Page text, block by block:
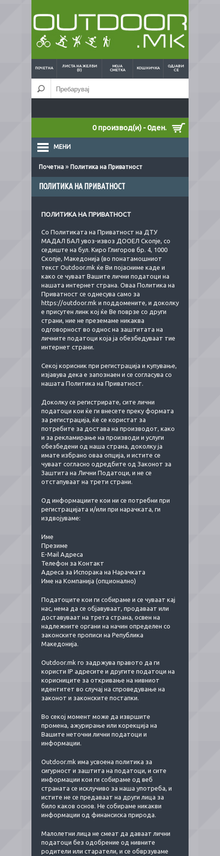
ПОЧЕТНА
ЛИСТА НА ЖЕЛБИ
(0)
МОЈА
СМЕТКА
КОШНИЧКА
ОДЈАВИ
СЕ
0 производ(и) - 0ден.
МЕНИ
Почетна » Политика на Приватност
ПОЛИТИКА НА ПРИВАТНОСТ
ПОЛИТИКА НА ПРИВАТНОСТ
Со Политиката на Приватност на ДТУ
МАДАЛ БАЛ увоз-извоз ДООЕЛ Скопје, со
седиште на бул. Киро Глигоров бр. 4, 1000
Скопје, Македонија (во понатамошниот
текст Outdoor.mk ќе Ви појасниме каде и
како се чуваат Вашите лични податоци на
нашата интернет страна. Оваа Политика на
Приватност се однесува само за
https://outdoor.mk и поддомените, и доколку
е присутен линк кој ќе Ве поврзе со други
страни, ние не преземаме никаква
одговорност во однос на заштитата на
личните податоци која ја обезбедуваат тие
интернет страни.
Секој корисник при регистрација и купување,
изјавува дека е запознаен и се согласува со
нашата Политика на Приватност.
Доколку се регистрирате, сите лични
податоци кои ќе ги внесете преку формата
за регистрација, ќе се користат за
потребите за достава на производот, како
и за рекламирање на производи и услуги
обезбедени од наша страна, доколку ја
имате избрано оваа опција, и истите се
чуваат согласно одредбите од Законот за
Заштита на Лични Податоци, и не се
отстапуваат на трети страни.
Од информациите кои ни се потребни при
регистрацијата и/или при нарачката, ги
издвојуваме:
Име
Презиме
E-Мail Адреса
Телефон за Контакт
Адреса за Испорака на Нарачката
Име на Компанија (опционално)
Податоците кои ги собираме и се чуваат кај
нас, нема да се објавуваат, продаваат или
доставуваат на трета страна, освен на
надлежните органи на начин определен со
законските прописи на Република
Македонија.
Outdoor.mk го задржува правото да ги
користи IP aдресите и другите податоци на
корисниците за откривање на нивниот
идентитет во случај на спроведување на
законот и законските постапки.
Во секој момент може да извршите
промена, ажурирање или корекција на
Вашите неточни лични податоци и
информации.
Outdoor.mk има усвоена политика за
сигурност и заштита на податоци, и сите
информации кои ги собираме од веб
страната се исклучиво за наша употреба, и
истите не се предаваат на други лица за
било каков основ. Не собираме никакви
информации од финансиска природа.
Малолетни лица не смеат да даваат лични
податоци без одобрение од нивните
родители или старатели, и се обврзуваме